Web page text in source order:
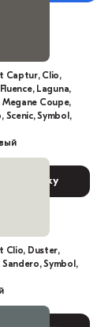
Captur, Clio,
Laguna,
Megane Coupe,
Scenic, Symbol,
краску
Clio, Duster,
Symbol,